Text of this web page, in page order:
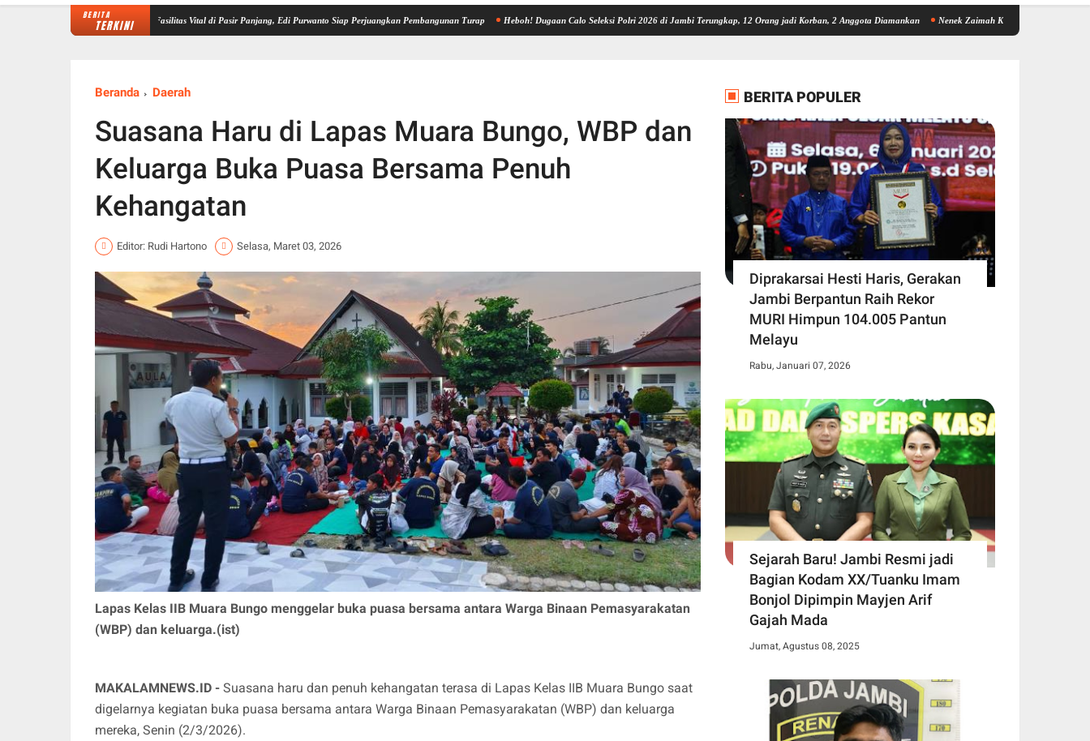
BERITA
TERKINI
Batanghari Ancam Fasilitas Vital di Pasir Panjang, Edi Purwanto Siap Perjuangkan Pembangunan Turap Heboh! Dugaan Calo Seleksi Polri 2026 di Jambi Terungkap, 12 Orang jadi Korban, 2 Anggota Diamankan Nenek Zaimah Korban Tenggelam di Sungai Nalo
Beranda Daerah
Suasana Haru di Lapas Muara Bungo, WBP dan
Keluarga Buka Puasa Bersama Penuh
Kehangatan
Editor: Rudi Hartono Selasa, Maret 03, 2026
Lapas Kelas IIB Muara Bungo menggelar buka puasa bersama antara Warga Binaan Pemasyarakatan
(WBP) dan keluarga.(ist)
MAKALAMNEWS.ID - Suasana haru dan penuh kehangatan terasa di Lapas Kelas IIB Muara Bungo saat
digelarnya kegiatan buka puasa bersama antara Warga Binaan Pemasyarakatan (WBP) dan keluarga
mereka, Senin (2/3/2026).
BERITA POPULER
Diprakarsai Hesti Haris, Gerakan
Jambi Berpantun Raih Rekor
MURI Himpun 104.005 Pantun
Melayu
Rabu, Januari 07, 2026
Sejarah Baru! Jambi Resmi jadi
Bagian Kodam XX/Tuanku Imam
Bonjol Dipimpin Mayjen Arif
Gajah Mada
Jumat, Agustus 08, 2025